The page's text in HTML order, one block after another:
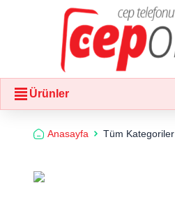
Ürünler
Anasayfa Tüm Kategoriler